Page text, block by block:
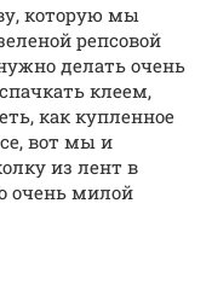
которую мы
репсовой
делать очень
клеем,
как купленное
вот мы и
из лент в
очень милой